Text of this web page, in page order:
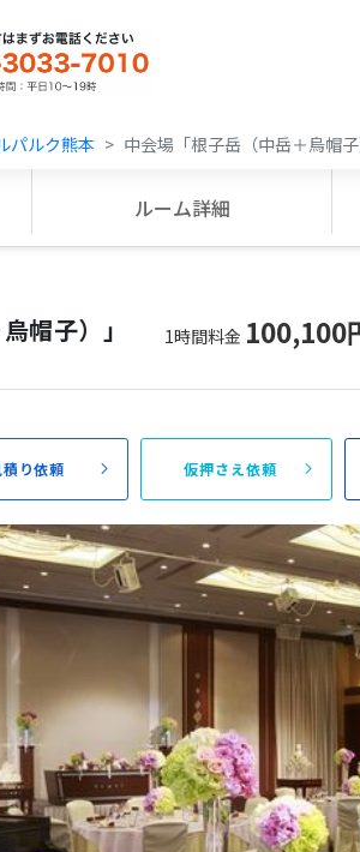
パルク熊本 中会場「根子岳（中岳＋烏帽子
ルーム詳細
帽子）」 1時間料金 100,100
積り依頼 仮押さえ依頼